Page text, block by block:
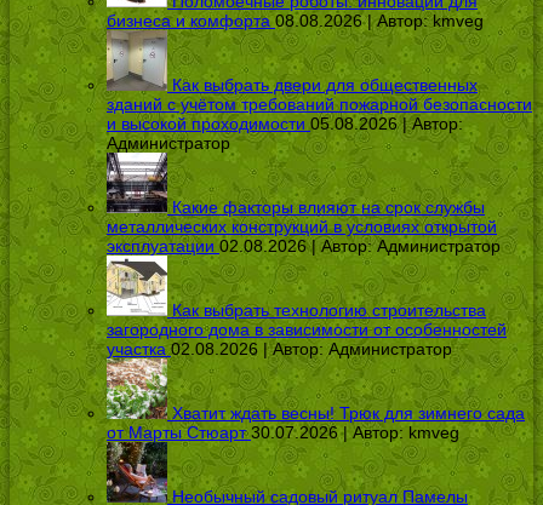
бизнеса и комфорта 08.08.2026 | Автор:kmveg
Как выбрать двери для общественных
зданий с учётом требований пожарной безопасности
и высокой проходимости 05.08.2026 | Автор:
Администратор
Какие факторы влияют на срок службы
металлических конструкций в условиях открытой
эксплуатации 02.08.2026 | Автор:Администратор
Как выбрать технологию строительства
загородного дома в зависимости от особенностей
участка 02.08.2026 | Автор:Администратор
Хватит ждать весны! Трюк для зимнего сада
от Марты Стюарт 30.07.2026 | Автор: kmveg
Необычный садовый ритуал Памелы